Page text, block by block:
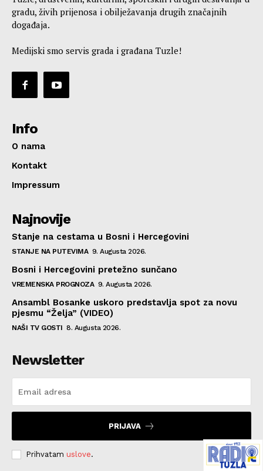
gradu, živih prijenosa i obilježavanja drugih značajnih
događaja.
Medijski smo servis grada i građana Tuzle!
Info
O nama
Kontakt
Impressum
Najnovije
Stanje na cestama u Bosni i Hercegovini
STANJE NA PUTEVIMA 9. Augusta 2026.
Bosni i Hercegovini pretežno sunčano
VREMENSKA PROGNOZA 9. Augusta 2026.
Ansambl Bosanke uskoro predstavlja spot za novu
pjesmu “Želja” (VIDEO)
NAŠI TV GOSTI 8. Augusta 2026.
Newsletter
PRIJAVA
Prihvatam uslove.